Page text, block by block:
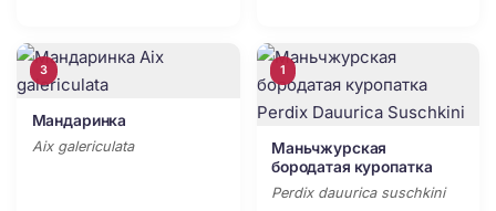
3
Мандаринка
Aix galericulata
1
Маньчжурская
бородатая куропатка
Perdix dauurica suschkini